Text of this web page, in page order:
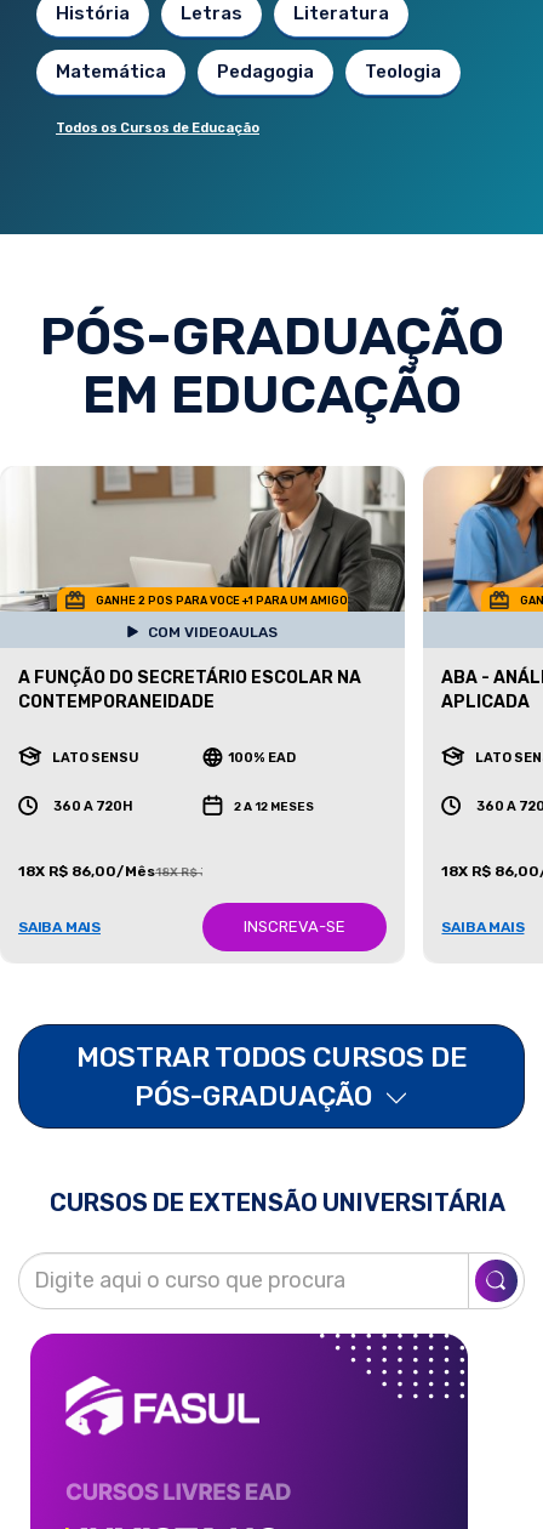
História Letras Literatura
Matemática Pedagogia Teologia
Todos os Cursos de Educação
PÓS-GRADUAÇÃO
EM EDUCAÇÃO
GANHE 2 POS PARA VOCE +1 PARA UM AMIGO
COM VIDEOAULAS
A FUNÇÃO DO SECRETÁRIO ESCOLAR NA
CONTEMPORANEIDADE
LATO SENSU 100% EAD
360 A 720H 2 A 12 MESES
18X R$ 86,00/Mês18X R$ 387,00/Mês
SAIBA MAIS INSCREVA-SE
ABA -
APLICADA
LATO
360 A
18X R$
SAIBA MAIS
MOSTRAR TODOS CURSOS DE
PÓS-GRADUAÇÃO
CURSOS DE EXTENSÃO UNIVERSITÁRIA